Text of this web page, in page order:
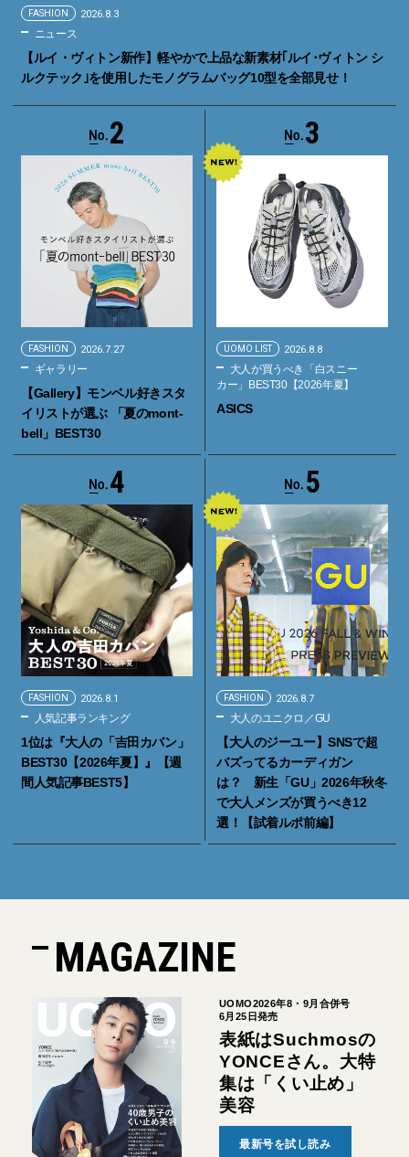
FASHION 2026.8.3
ニュース
【ルイ・ヴィトン新作】軽やかで上品な新素材｢ルイ･ヴィトン シ
ルクテック｣を使用したモノグラムバッグ10型を全部見せ！
2
FASHION 2026.7.27
ギャラリー
【Gallery】モンベル好きスタ
イリストが選ぶ 「夏のmont-
bell」BEST30
3
UOMO LIST 2026.8.8
大人が買うべき「白スニー
カー」BEST30【2026年夏】
ASICS
4
FASHION 2026.8.1
人気記事ランキング
1位は『大人の「吉田カバン」
BEST30【2026年夏】』【週
間人気記事BEST5】
5
FASHION 2026.8.7
大人のユニクロ／GU
【大人のジーユー】SNSで超
バズってるカーディガン
は？ 新生「GU」2026年秋冬
で大人メンズが買うべき12
選！【試着ルポ前編】
MAGAZINE
UOMO2026年8・9月合併号
6月25日発売
表紙はSuchmosの
YONCEさん。大特
集は「くい止め」
美容
最新号を試し読み